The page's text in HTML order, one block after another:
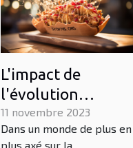
L'impact de
l'évolution
technologique sur
les emplois dans le
11 novembre 2023
Dans un monde de plus en
plus axé sur la